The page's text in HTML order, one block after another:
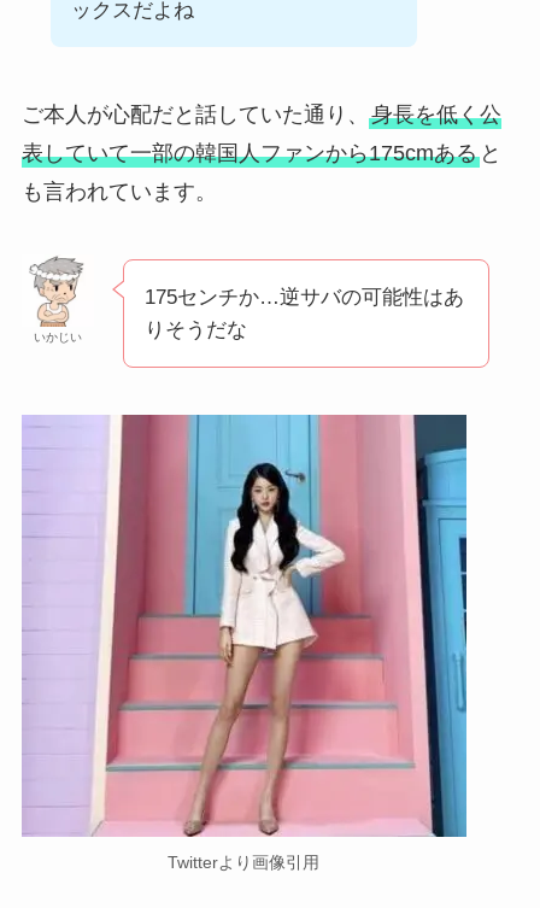
ックスだよね
ご本人が心配だと話していた通り、 身長を低く公
表していて一部の韓国人ファンから175cmあると
も言われています。
いかじい
175センチか…逆サバの可能性はあ
りそうだな
Twitterより画像引用